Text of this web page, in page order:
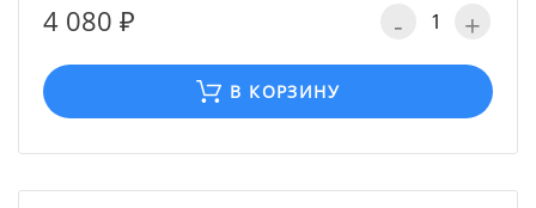
4 080 ₽ - +
В КОРЗИНУ